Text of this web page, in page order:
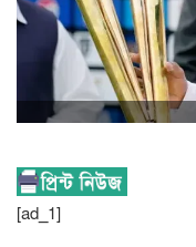
[ad_1]